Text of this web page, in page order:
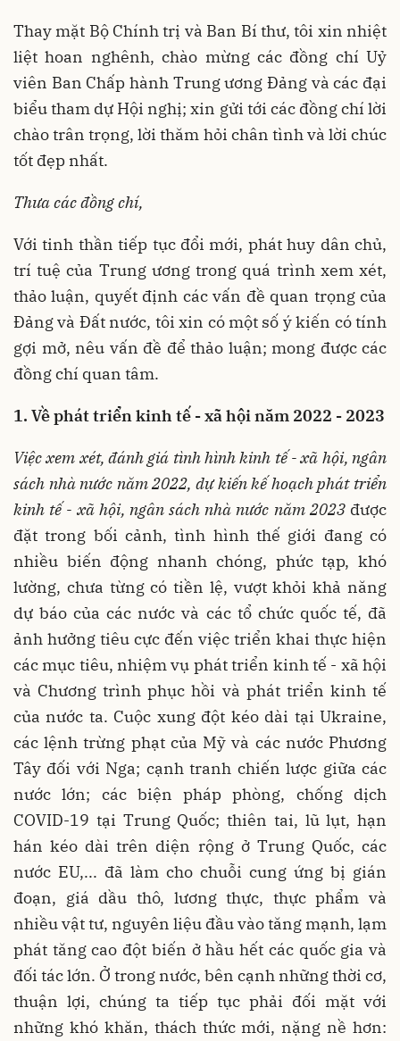
Thay mặt Bộ Chính trị và Ban Bí thư, tôi xin nhiệt
liệt hoan nghênh, chào mừng các đồng chí Uỷ
viên Ban Chấp hành Trung ương Đảng và các đại
biểu tham dự Hội nghị; xin gửi tới các đồng chí lời
chào trân trọng, lời thăm hỏi chân tình và lời chúc
tốt đẹp nhất.
Thưa các đồng chí,
Với tinh thần tiếp tục đổi mới, phát huy dân chủ,
trí tuệ của Trung ương trong quá trình xem xét,
thảo luận, quyết định các vấn đề quan trọng của
Đảng và Đất nước, tôi xin có một số ý kiến có tính
gợi mở, nêu vấn đề để thảo luận; mong được các
đồng chí quan tâm.
1. Về phát triển kinh tế - xã hội năm 2022 - 2023
Việc xem xét, đánh giá tình hình kinh tế - xã hội, ngân
sách nhà nước năm 2022, dự kiến kế hoạch phát triển
kinh tế - xã hội, ngân sách nhà nước năm 2023được
đặt trong bối cảnh, tình hình thế giới đang có
nhiều biến động nhanh chóng, phức tạp, khó
lường, chưa từng có tiền lệ, vượt khỏi khả năng
dự báo của các nước và các tổ chức quốc tế, đã
ảnh hưởng tiêu cực đến việc triển khai thực hiện
các mục tiêu, nhiệm vụ phát triển kinh tế - xã hội
và Chương trình phục hồi và phát triển kinh tế
của nước ta. Cuộc xung đột kéo dài tại Ukraine,
các lệnh trừng phạt của Mỹ và các nước Phương
Tây đối với Nga; cạnh tranh chiến lược giữa các
nước lớn; các biện pháp phòng, chống dịch
COVID-19 tại Trung Quốc; thiên tai, lũ lụt, hạn
hán kéo dài trên diện rộng ở Trung Quốc, các
nước EU,... đã làm cho chuỗi cung ứng bị gián
đoạn, giá dầu thô, lương thực, thực phẩm và
nhiều vật tư, nguyên liệu đầu vào tăng mạnh, lạm
phát tăng cao đột biến ở hầu hết các quốc gia và
đối tác lớn. Ở trong nước, bên cạnh những thời cơ,
thuận lợi, chúng ta tiếp tục phải đối mặt với
những khó khăn, thách thức mới, nặng nề hơn: